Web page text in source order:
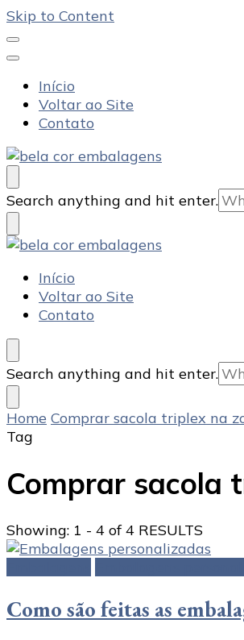
Skip to Content
Início
Voltar ao Site
Contato
Bela Cor Embalagens
Blog
Looking
for
Something?
Search anything and hit enter.
Bela Cor Embalagens
Blog
Início
Voltar ao Site
Contato
Looking
for
Something?
Search anything and hit enter.
Home Comprar sacola triplex na
Tag
Comprar sacola
Showing: 1 - 4 of 4 RESULTS
Como são feitas as